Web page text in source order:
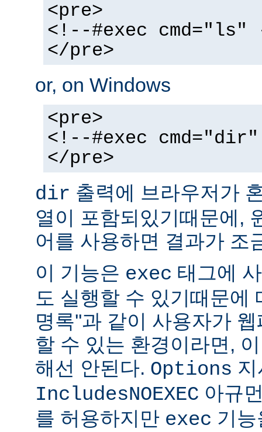
<pre>
<!--#exec cmd="ls"
</pre>
or, on Windows
<pre>
<!--#exec
</pre>
dir 출력에 브라우저가
열이 포함되있기때문에,
어를 사용하면 결과가 조
이 기능은 exec 태그에
도 실행할 수 있기때문에
명록''과 같이 사용자가
할 수 있는 환경이라면,
해선 안된다. Options
IncludesNOEXEC 아규
를 허용하지만 exec 기